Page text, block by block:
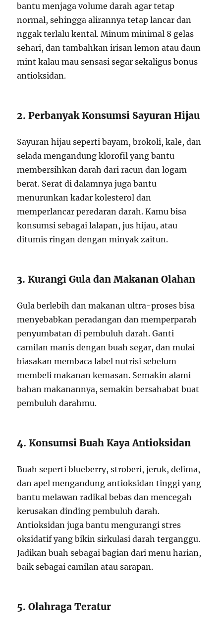
bantu menjaga volume darah agar tetap
normal, sehingga alirannya tetap lancar dan
nggak terlalu kental. Minum minimal 8 gelas
sehari, dan tambahkan irisan lemon atau daun
mint kalau mau sensasi segar sekaligus bonus
antioksidan.
2. Perbanyak Konsumsi Sayuran Hijau
Sayuran hijau seperti bayam, brokoli, kale, dan
selada mengandung klorofil yang bantu
membersihkan darah dari racun dan logam
berat. Serat di dalamnya juga bantu
menurunkan kadar kolesterol dan
memperlancar peredaran darah. Kamu bisa
konsumsi sebagai lalapan, jus hijau, atau
ditumis ringan dengan minyak zaitun.
3. Kurangi Gula dan Makanan Olahan
Gula berlebih dan makanan ultra-proses bisa
menyebabkan peradangan dan memperparah
penyumbatan di pembuluh darah. Ganti
camilan manis dengan buah segar, dan mulai
biasakan membaca label nutrisi sebelum
membeli makanan kemasan. Semakin alami
bahan makanannya, semakin bersahabat buat
pembuluh darahmu.
4. Konsumsi Buah Kaya Antioksidan
Buah seperti blueberry, stroberi, jeruk, delima,
dan apel mengandung antioksidan tinggi yang
bantu melawan radikal bebas dan mencegah
kerusakan dinding pembuluh darah.
Antioksidan juga bantu mengurangi stres
oksidatif yang bikin sirkulasi darah terganggu.
Jadikan buah sebagai bagian dari menu harian,
baik sebagai camilan atau sarapan.
5. Olahraga Teratur